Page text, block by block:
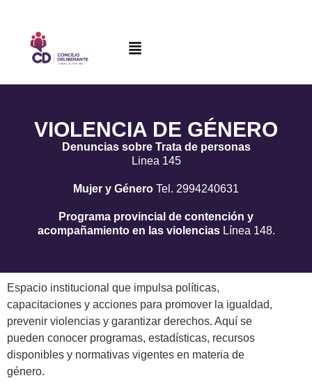
Denuncias sobre Trata de personas
Linea 145
Mujer y Género Tel. 2994240631
Programa provincial de contención y
acompañamiento en las violenciasLínea 148.
VIOLENCIA DE GÉNERO
Espacio institucional que impulsa políticas,
capacitaciones y acciones para promover la igualdad,
prevenir violencias y garantizar derechos. Aquí se
pueden conocer programas, estadísticas, recursos
disponibles y normativas vigentes en materia de
género.